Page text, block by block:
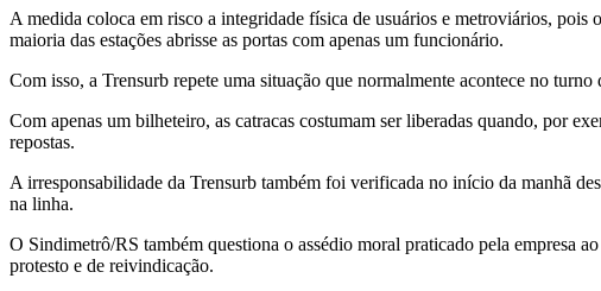
A medida coloca em risco a integridade física de usuários e metroviários,
maioria das estações abrisse as portas com apenas um funcionário.
Com isso, a Trensurb repete uma situação que normalmente acontece no
Com apenas um bilheteiro, as catracas costumam ser liberadas quando, por
repostas.
A irresponsabilidade da Trensurb também foi verificada no início da manhã
na linha.
O Sindimetrô/RS também questiona o assédio moral praticado pela empresa
protesto e de reivindicação.